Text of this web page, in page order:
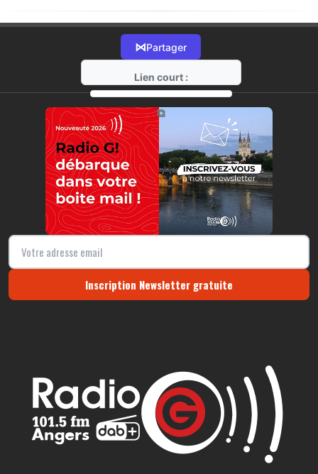
⋈Partager
Lien court :
https://radio-g.fr?22094
⧉
Inscription Newsletter gratuite